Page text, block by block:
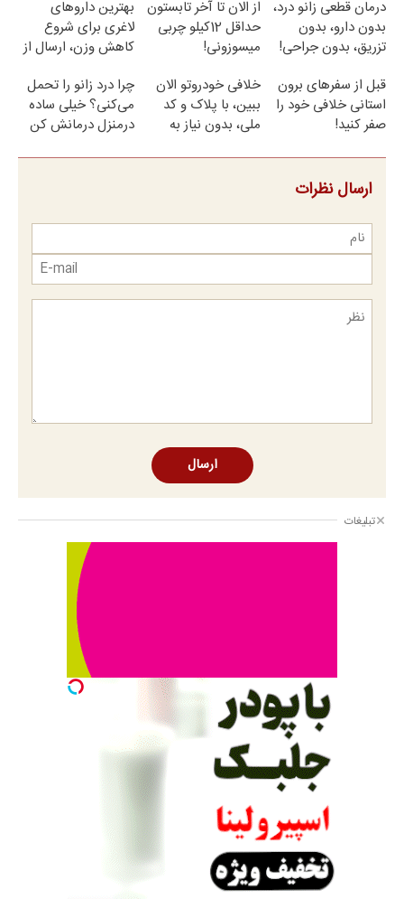
درمان قطعی زانو درد،
بدون دارو، بدون
تزریق، بدون جراحی!
از الان تا آخر تابستون
حداقل 12کیلو چربی
میسوزونی!
بهترین داروهای
لاغری برای شروع
کاهش وزن، ارسال از
نزدیکت!
قبل از سفرهای برون
استانی خلافی خود را
صفر کنید!
خلافی خودروتو الان
ببین، با پلاک و کد
ملی، بدون نیاز به
چرا درد زانو را تحمل
می‌کنی؟ خیلی ساده
درمنزل درمانش کن
ارسال نظرات
ارسال
تبلیغات